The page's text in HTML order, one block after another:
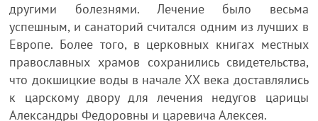
другими болезнями. Лечение было весьма
успешным, и санаторий считался одним из лучших в
Европе. Более того, в церковных книгах местных
православных храмов сохранились свидетельства,
что докшицкие воды в начале ХХ века доставлялись
к царскому двору для лечения недугов царицы
Александры Федоровны и царевича Алексея.